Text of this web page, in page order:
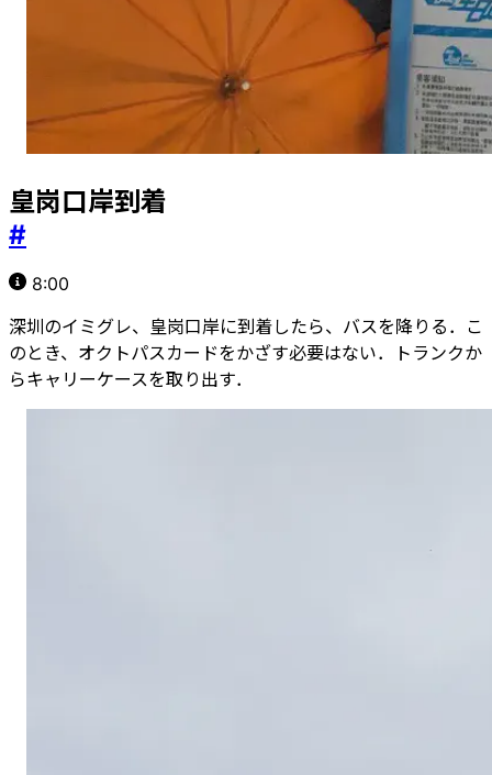
皇岗口岸到着
#
8:00
深圳のイミグレ、皇岗口岸に到着したら、バスを降りる．こ
のとき、オクトパスカードをかざす必要はない．トランクか
らキャリーケースを取り出す．